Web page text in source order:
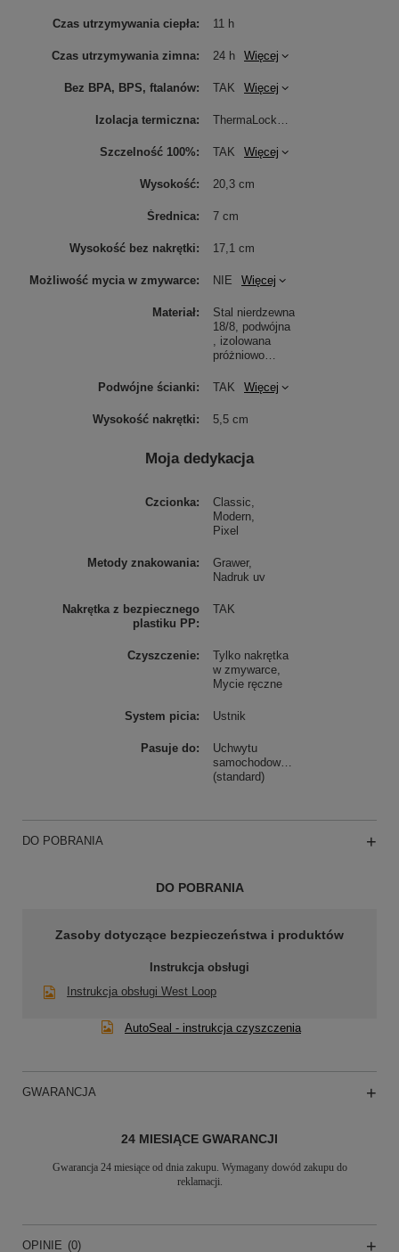
Czas utrzymywania ciepła 11 h
Czas utrzymywania zimna 24 h Więcej
Bez BPA, BPS, ftalanów TAK Więcej
Izolacja termiczna
Szczelność 100% TAK Więcej
Wysokość 20,3 cm
Średnica 7 cm
Wysokość bez nakrętki 17,1 cm
Możliwość mycia w zmywarce NIE Więcej
Materiał
Stal nierdzewna
18/8, podwójna
, izolowana
Podwójne ścianki TAK Więcej
Wysokość nakrętki 5,5 cm
Moja dedykacja
Czcionka
Classic
Modern
Pixel
Metody znakowania
Grawer
Nadruk uv
Nakrętka z bezpiecznego
plastiku PP
TAK
Czyszczenie
Tylko nakrętka
w zmywarce
Mycie ręczne
System picia Ustnik
Pasuje do
Uchwytu
samochodowego
(standard)
DO POBRANIA
DO POBRANIA
Zasoby dotyczące bezpieczeństwa i produktów
Instrukcja obsługi
Instrukcja obsługi West Loop
AutoSeal - instrukcja czyszczenia
GWARANCJA
24 MIESIĄCE GWARANCJI
Gwarancja 24 miesiące od dnia zakupu. Wymagany dowód zakupu do
reklamacji.
OPINIE (0)